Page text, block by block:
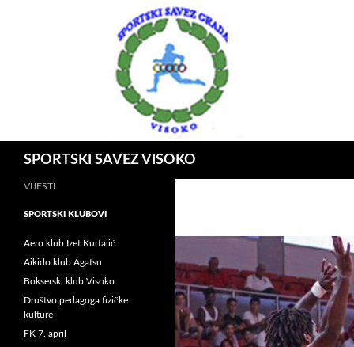
SPORTSKI SAVEZ VISOKO
VIJESTI
SPORTSKI KLUBOVI
Aero klub Izet Kurtalić
Aikido klub Agatsu
Bokserski klub Visoko
Društvo pedagoga fizičke
kulture
FK 7. april